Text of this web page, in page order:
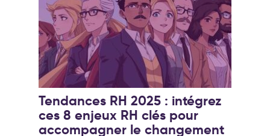
Tendances RH 2025 : intégrez
ces 8 enjeux RH clés pour
accompagner le changement